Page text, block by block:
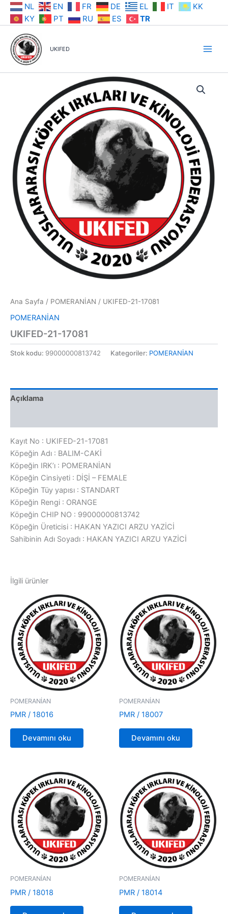
İçeriğe NL EN FR DE EL IT
KK
KY
PT RU ES TR
UKIFED
Ana Sayfa / POMERANİAN / UKIFED-21-17081
POMERANİAN
UKIFED-21-17081
Stok kodu: 99000000813742 Kategoriler: POMERANİAN
Açıklama
Kayıt No : UKIFED-21-17081
Köpeğin Adı : BALIM-CAKİ
Köpeğin IRK’ı : POMERANİAN
Köpeğin Cinsiyeti : DİŞİ – FEMALE
Köpeğin Tüy yapısı : STANDART
Köpeğin Rengi : ORANGE
Köpeğin CHIP NO : 99000000813742
Köpeğin Üreticisi : HAKAN YAZICI ARZU YAZİCİ
Sahibinin Adı Soyadı : HAKAN YAZICI ARZU YAZİCİ
İlgili ürünler
POMERANİAN
PMR / 18016
Devamını oku
POMERANİAN
PMR / 18007
Devamını oku
POMERANİAN
PMR / 18018
POMERANİAN
PMR / 18014